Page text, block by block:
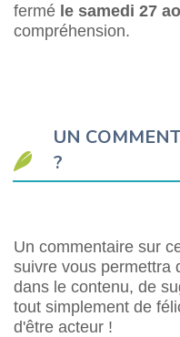
fermé le samedi 27
compréhension.
UN
?
Un commentaire sur
suivre vous permettra
dans le contenu, de
tout simplement de
d'être acteur !